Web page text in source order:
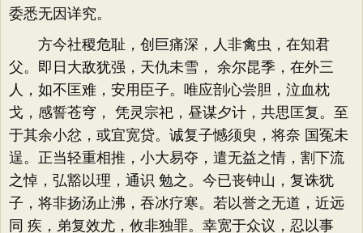
委悉无因详究。
方今社稷危耻，创巨痛深，人非禽虫，在知君
父。即日大敌犹强，天仇未雪， 余尔昆季，在外三
人，如不匡难，安用臣子。唯应剖心尝胆，泣血枕
戈，感誓苍穹， 凭灵宗祀，昼谋夕计，共思匡复。至
于其余小忿，或宜宽贷。诚复子憾须臾，将奈 国冤未
逞。正当轻重相推，小大易夺，遣无益之情，割下流
之悼，弘豁以理，通识 勉之。今已丧钟山，复诛犹
子，将非扬汤止沸，吞冰疗寒。若以誉之无道，近远
同 疾，弟复效尤，攸非独罪。幸宽于众议，忍以事